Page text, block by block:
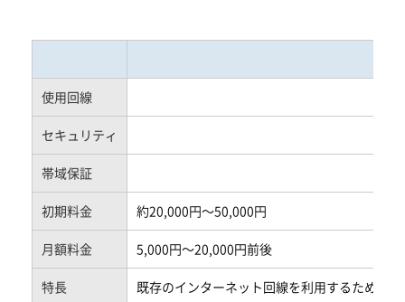
使用回線
セキュリティ
帯域保証
初期料金 約20,000円～50,000円
月額料金 5,000円～20,000円前後
特長 既存のインターネット回線を利用するため、